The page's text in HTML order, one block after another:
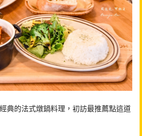
典的法式燉鍋料理，初訪最推薦點這道